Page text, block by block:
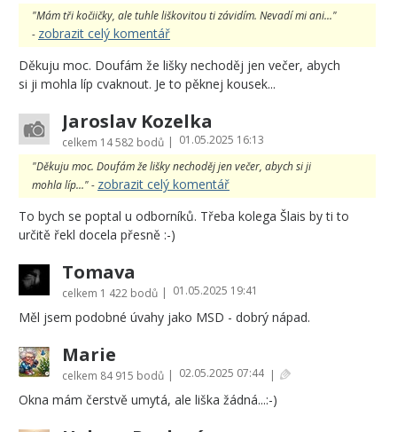
"Mám tři kočiičky, ale tuhle liškovitou ti závidím. Nevadí mi ani..."
- zobrazit celý komentář
Děkuju moc. Doufám že lišky nechoděj jen večer, abych
si ji mohla líp cvaknout. Je to pěknej kousek...
Jaroslav Kozelka
celkem 14 582 bodů | 01.05.2025 16:13
"Děkuju moc. Doufám že lišky nechoděj jen večer, abych si ji
mohla líp..." - zobrazit celý komentář
To bych se poptal u odborníků. Třeba kolega Šlais by ti to
určitě řekl docela přesně :-)
Tomava
celkem 1 422 bodů | 01.05.2025 19:41
Měl jsem podobné úvahy jako MSD - dobrý nápad.
Marie
celkem 84 915 bodů | 02.05.2025 07:44 |
Okna mám čerstvě umytá, ale liška žádná...:-)